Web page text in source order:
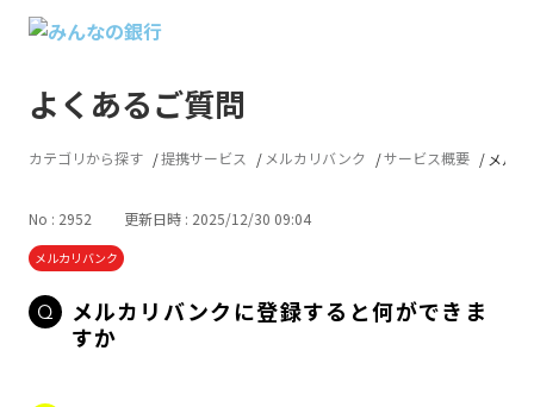
よくあるご質問
カテゴリから探す 提携サービス メルカリバンク サービス概要 メル
No : 2952 更新日時 : 2025/12/30 09:04
メルカリバンク
メルカリバンクに登録すると何ができま
すか